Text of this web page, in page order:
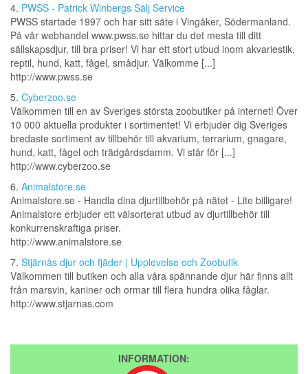
4. PWSS - Patrick Winbergs Sälj Service
PWSS startade 1997 och har sitt säte i Vingåker, Södermanland.
På vår webhandel www.pwss.se hittar du det mesta till ditt
sällskapsdjur, till bra priser! Vi har ett stort utbud inom akvariestik,
reptil, hund, katt, fågel, smådjur. Välkomme [...]
http://www.pwss.se
5. Cyberzoo.se
Välkommen till en av Sveriges största zoobutiker på internet! Över
10 000 aktuella produkter i sortimentet! Vi erbjuder dig Sveriges
bredaste sortiment av tillbehör till akvarium, terrarium, gnagare,
hund, katt, fågel och trädgårdsdamm. Vi står för [...]
http://www.cyberzoo.se
6. Animalstore.se
Animalstore.se - Handla dina djurtillbehör på nätet - Lite billigare!
Animalstore erbjuder ett välsorterat utbud av djurtillbehör till
konkurrenskraftiga priser.
http://www.animalstore.se
7. Stjärnås djur och fjäder | Upplevelse och Zoobutik
Välkommen till butiken och alla våra spännande djur här finns allt
från marsvin, kaniner och ormar till flera hundra olika fåglar.
http://www.stjarnas.com
INFORMATION: